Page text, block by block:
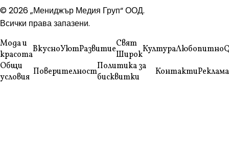
© 2026 „Мениджър Медия Груп“ ООД.
Всички права запазени.
Мода и
красотаВкусноУютРазвитиеСвят
ШирокКултураЛюбопитно
Общи
условия ПоверителностПолитика за
бисквитки
КонтактиРеклама